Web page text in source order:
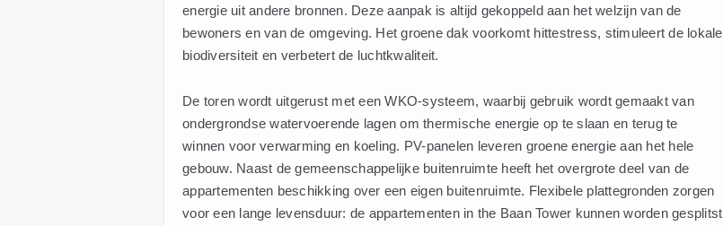
energie uit andere bronnen. Deze aanpak is altijd gekoppeld aan het welzijn van de
bewoners en van de omgeving. Het groene dak voorkomt hittestress, stimuleert de lokale
biodiversiteit en verbetert de luchtkwaliteit.
De toren wordt uitgerust met een WKO-systeem, waarbij gebruik wordt gemaakt van
ondergrondse watervoerende lagen om thermische energie op te slaan en terug te
winnen voor verwarming en koeling. PV-panelen leveren groene energie aan het hele
gebouw. Naast de gemeenschappelijke buitenruimte heeft het overgrote deel van de
appartementen beschikking over een eigen buitenruimte. Flexibele plattegronden zorgen
voor een lange levensduur: de appartementen in the Baan Tower kunnen worden gesplitst